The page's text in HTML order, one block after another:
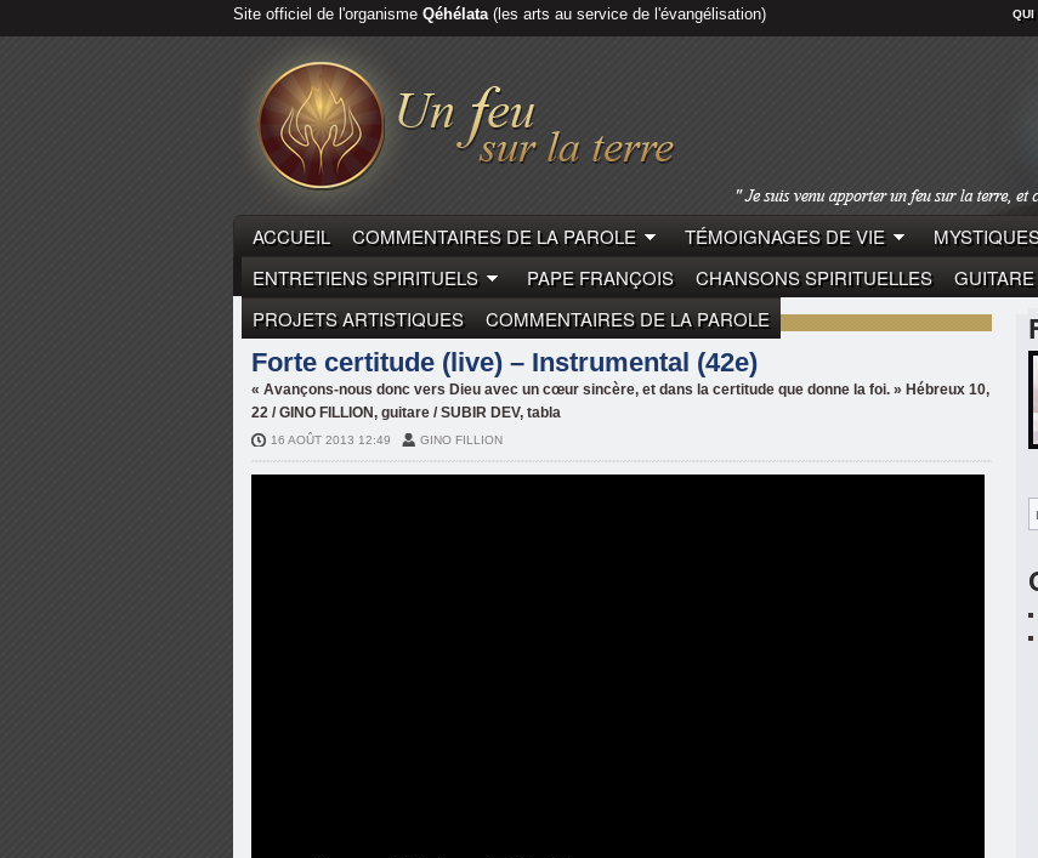
Site officiel de l'organisme Qéhélata(les arts au service de l'évangélisation) QUI
ACCUEIL COMMENTAIRES DE LA PAROLE TÉMOIGNAGES DE VIE
ENTRETIENS SPIRITUELS
PAPE FRANÇOIS CHANSONS SPIRITUELLES GUITARE
PROJETS ARTISTIQUES
COMMENTAIRES DE LA PAROLE
GUITARE
Forte certitude (live) – Instrumental (42e)
« Avançons-nous donc vers Dieu avec un cœur sincère, et dans la certitude que donne la foi. » Hébreux 10,
22 / GINO FILLION, guitare / SUBIR DEV, tabla
16 AOÛT 2013 12:49 GINO FILLION